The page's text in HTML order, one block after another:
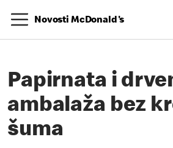
Novosti McDonald's
Papirnata i
ambalaža bez
šuma